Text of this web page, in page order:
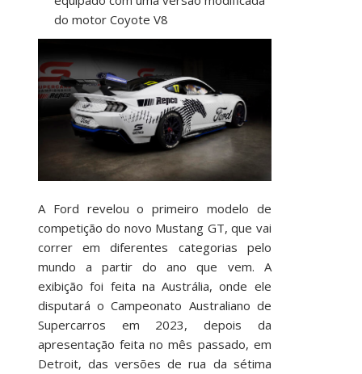
do motor Coyote V8
A Ford revelou o primeiro modelo de
competição do novo Mustang GT, que vai
correr em diferentes categorias pelo
mundo a partir do ano que vem. A
exibição foi feita na Austrália, onde ele
disputará o Campeonato Australiano de
Supercarros em 2023, depois da
apresentação feita no mês passado, em
Detroit, das versões de rua da sétima